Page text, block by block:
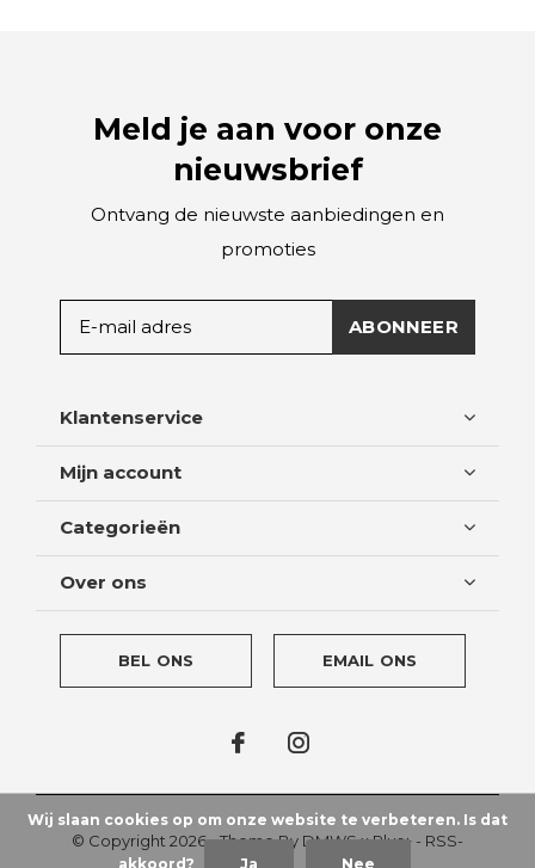
Meld je aan voor onze
nieuwsbrief
Ontvang de nieuwste aanbiedingen en
promoties
ABONNEER
Klantenservice
Mijn account
Categorieën
Over ons
BEL ONS EMAIL ONS
© Copyright 2026- Theme By DMWSxPlus+ - RSS-
Wij slaan cookies op om onze website te verbeteren. Is dat
akkoord? Ja Nee